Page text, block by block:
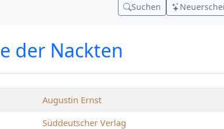
Suchen
der Nackten
Augustin Ernst
Süddeutscher Verlag